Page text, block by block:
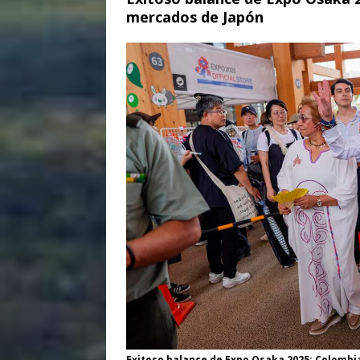
mercados de Japón